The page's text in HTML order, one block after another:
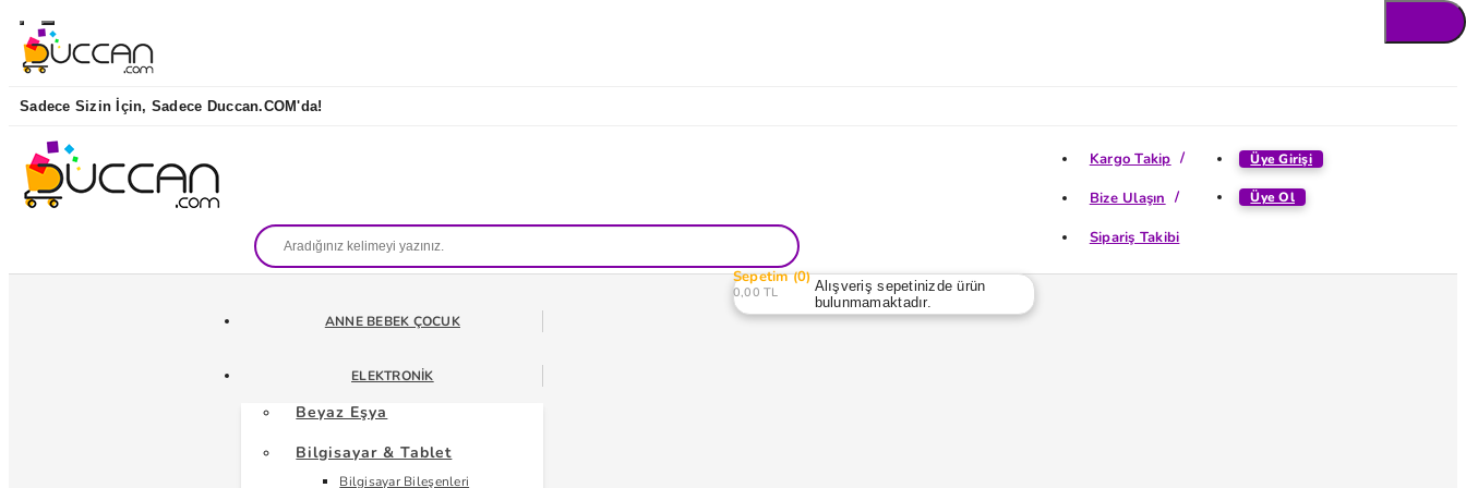
Sadece Sizin İçin, Sadece Duccan.COM'da!
Üye Girişi
Üye Ol
Kargo Takip
Bize Ulaşın
Sipariş Takibi
Sepetim 0
0,00 TL
Alışveriş sepetinizde ürün
bulunmamaktadır.
ANNE BEBEK ÇOCUK
ELEKTRONIK
Beyaz Eşya
Bilgisayar & Tablet
Bilgisayar Bileşenleri